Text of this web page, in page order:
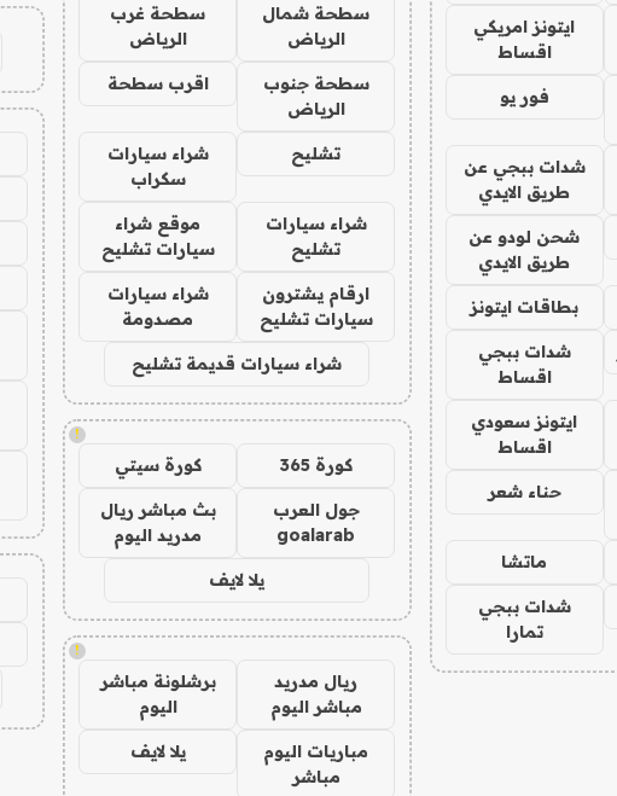
ايتونز امريكي
اقساط
فور يو
شدات ببجي عن
طريق الايدي
شحن لودو عن
طريق الايدي
بطاقات ايتونز
شدات ببجي
اقساط
ايتونز سعودي
اقساط
حناء شعر
ماتشا
شدات ببجي
تمارا
سطحة شمال
الرياض
سطحة غرب
الرياض
سطحة جنوب
الرياض
اقرب سطحة
تشليح
شراء سيارات
سكراب
شراء سيارات
تشليح
موقع شراء
سيارات تشليح
ارقام يشترون
سيارات تشليح
شراء سيارات
مصدومة
شراء سيارات قديمة تشليح
!
كورة 365 كورة سيتي
جول العرب
goalarab
بث مباشر ريال
مدريد اليوم
يلا لايف
!
ريال مدريد
مباشر اليوم
برشلونة مباشر
اليوم
مباريات اليوم
مباشر
يلا لايف